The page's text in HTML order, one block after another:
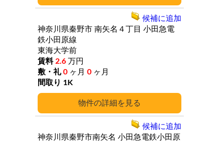
詳細
神奈川県秦野市 南矢名４丁目 小田急電
鉄小田原線
東海大学前
2.6 万円
0 ヶ月 0 ヶ月
1K
候補に追加
神奈川県秦野市南矢名 小田急電鉄小田原
候補に追加